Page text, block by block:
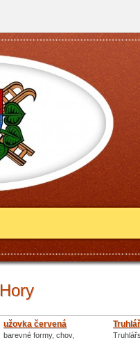
Hory
užovka červená
barevné formy, chov,